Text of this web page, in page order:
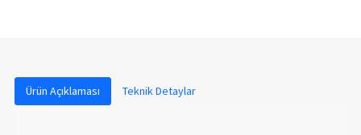
Ürün Açıklaması Teknik Detaylar